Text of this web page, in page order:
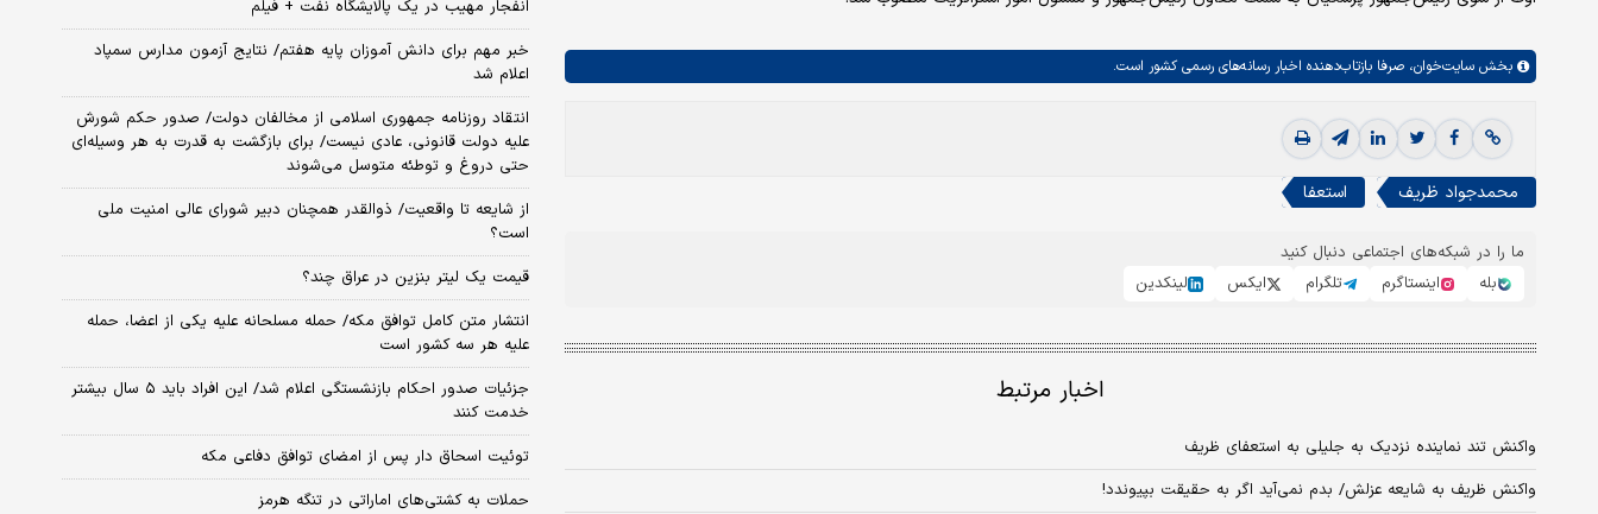
بخش سایت‌خوان، صرفا بازتاب‌دهنده اخبار رسانه‌های رسمی کشور است.
محمدجواد ظریف استعفا
ما را در شبکه‌های اجتماعی دنبال کنید
بله
اینستاگرم تلگرام ایکس لینکدین
اخبار مرتبط
واکنش تند نماینده نزدیک به جلیلی به استعفای ظریف
واکنش ظریف به شایعه عزلش/ بدم نمی‌آید اگر به حقیقت بپیوندد!
انفجار مهیب در یک پالایشگاه نفت + فیلم
خبر مهم برای دانش آموزان پایه هفتم/ نتایج آزمون مدارس سمپاد
اعلام شد
انتقاد روزنامه جمهوری اسلامی از مخالفان دولت/ صدور حکم شورش
علیه دولت قانونی، عادی نیست/ برای بازگشت به قدرت به هر وسیله‌ای
حتی دروغ و توطئه متوسل می‌شوند
از شایعه تا واقعیت/ ذوالقدر همچنان دبیر شورای ‌عالی امنیت ملی
است؟
قیمت یک لیتر بنزین در عراق چند؟
انتشار متن کامل توافق مکه/ حمله مسلحانه علیه یکی از اعضا، حمله
علیه هر سه کشور است
جزئیات صدور احکام بازنشستگی اعلام شد/ این افراد باید ۵ سال بیشتر
خدمت کنند
توئیت اسحاق دار پس از امضای توافق دفاعی مکه
حملات به کشتی‌های اماراتی در تنگه هرمز